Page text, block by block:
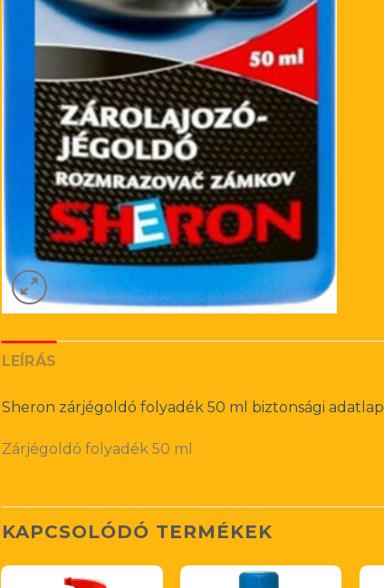
LEÍRÁS
Sheron zárjégoldó folyadék 50 ml biztonsági adatlap
Zárjégoldó folyadék 50 ml
KAPCSOLÓDÓ TERMÉKEK